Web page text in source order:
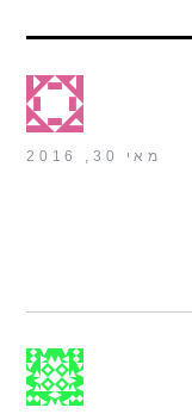
מאי 30, 2016